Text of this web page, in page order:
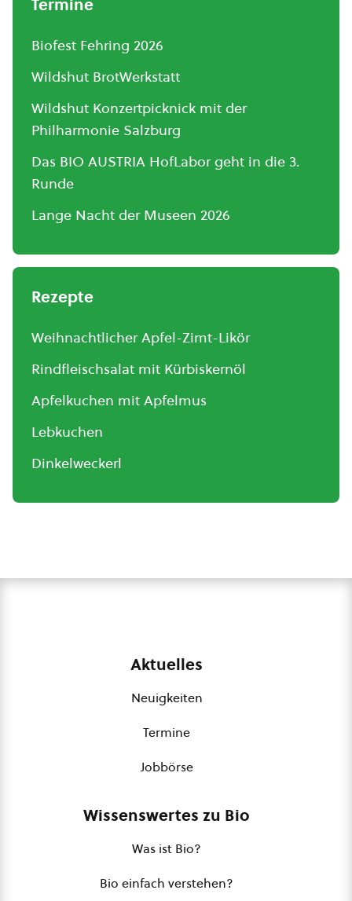
Termine
Biofest Fehring 2026
Wildshut BrotWerkstatt
Wildshut Konzertpicknick mit der
Philharmonie Salzburg
Das BIO AUSTRIA HofLabor geht in die 3.
Runde
Lange Nacht der Museen 2026
Rezepte
Weihnachtlicher Apfel-Zimt-Likör
Rindfleischsalat mit Kürbiskernöl
Apfelkuchen mit Apfelmus
Lebkuchen
Dinkelweckerl
Aktuelles
Neuigkeiten
Termine
Jobbörse
Wissenswertes zu Bio
Was ist Bio?
Bio einfach verstehen?